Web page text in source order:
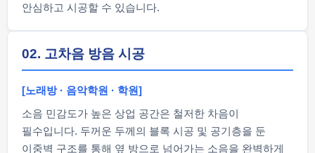
안심하고 시공할 수 있습니다.
02. 고차음 방음 시공
[노래방 · 음악학원 · 학원]
소음 민감도가 높은 상업 공간은 철저한 차음이
필수입니다. 두꺼운 두께의 블록 시공 및 공기층을 둔
이중벽 구조를 통해 옆 방으로 넘어가는 소음을 완벽하게